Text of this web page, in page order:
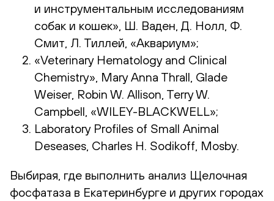
и инструментальным исследованиям
собак и кошек», Ш. Ваден, Д. Нолл, Ф.
Смит, Л. Тиллей, «Аквариум»;
«Veterinary Hematology and Clinical
Chemistry», Mary Anna Thrall, Glade
Weiser, Robin W. Allison, Terry W.
Campbell, «WILEY-BLACKWELL»;
Laboratory Profiles of Small Animal
Deseases, Charles H. Sodikoff, Mosby.
Выбирая, где выполнить анализ Щелочная
фосфатаза в Екатеринбурге и других городах